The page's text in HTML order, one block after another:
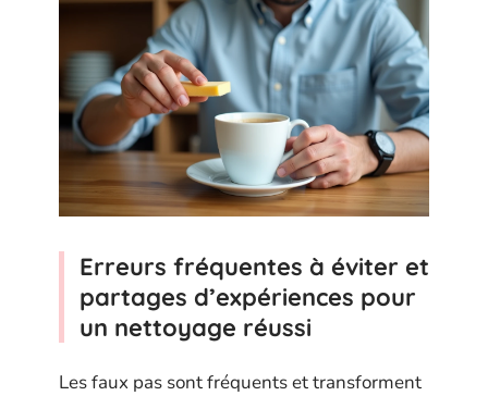
Erreurs fréquentes à éviter et
partages d’expériences pour
un nettoyage réussi
Les faux pas sont fréquents et transforment